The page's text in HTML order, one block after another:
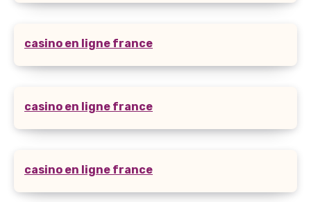
casino en ligne france
casino en ligne france
casino en ligne france